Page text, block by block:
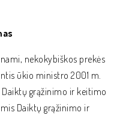
nekokybiškos prekės
ūkio ministro 2001 m.
Daiktų grąžinimo ir keitimo
Daiktų grąžinimo ir